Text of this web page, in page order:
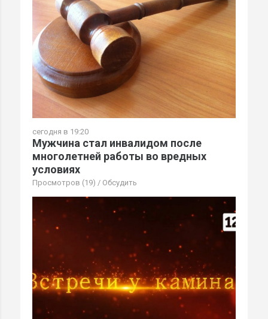
сегодня в 19:20
Мужчина стал инвалидом после
многолетней работы во вредных
условиях
Просмотров (19) / Обсудить